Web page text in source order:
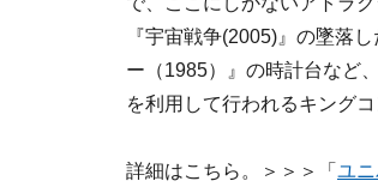
『宇宙戦争(2005)』の墜落
ー（1985）』の時計台など
を利用して行われるキング
詳細はこちら。＞＞＞「 ユ